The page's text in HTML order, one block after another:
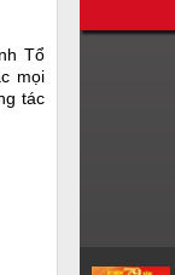
Tổ
mọi
tác